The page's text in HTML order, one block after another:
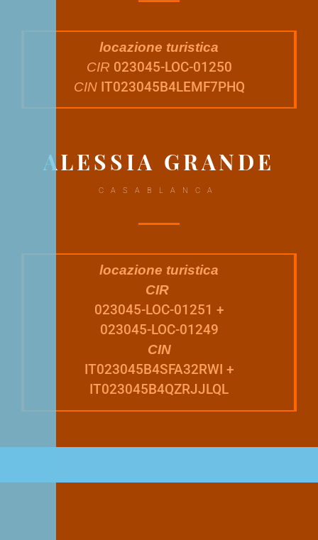
locazione turistica
CIR 023045-LOC-01250
CIN IT023045B4LEMF7PHQ
ALESSIA GRANDE
CASABLANCA
locazione turistica
CIR
023045-LOC-01251 +
023045-LOC-01249
CIN
IT023045B4SFA32RWI +
IT023045B4QZRJJLQL